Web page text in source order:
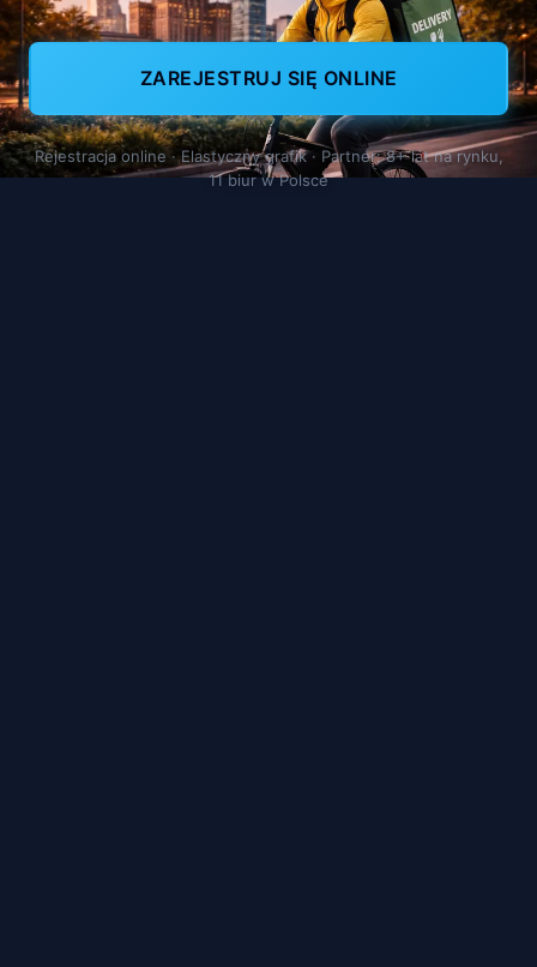
ZAREJESTRUJ SIĘ ONLINE
Rejestracja online · Elastyczny grafik · Partner: 8+ lat na rynku,
11 biur w Polsce